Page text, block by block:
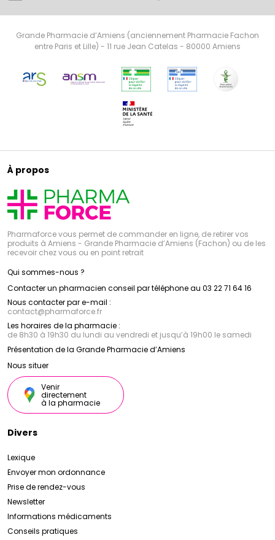
Grande Pharmacie d’Amiens (anciennement Pharmacie Fachon
entre Paris et Lille) - 11 rue Jean Catelas - 80000 Amiens
À propos
Pharmaforce vous permet de commander en ligne, de retirer vos
produits à Amiens - Grande Pharmacie d’Amiens (Fachon) ou de les
recevoir chez vous ou en point retrait
Qui sommes-nous ?
Contacter un pharmacien conseil par téléphone au 03 22 71 64 16
Nous contacter par e-mail :
contact@pharmaforce.fr
Les horaires de la pharmacie :
de 8h30 à 19h30 du lundi au vendredi et jusqu’à 19h00 le samedi
Présentation de la Grande Pharmacie d’Amiens
Nous situer
Venir
directement
à la pharmacie
Divers
Lexique
Envoyer mon ordonnance
Prise de rendez-vous
Newsletter
Informations médicaments
Conseils pratiques